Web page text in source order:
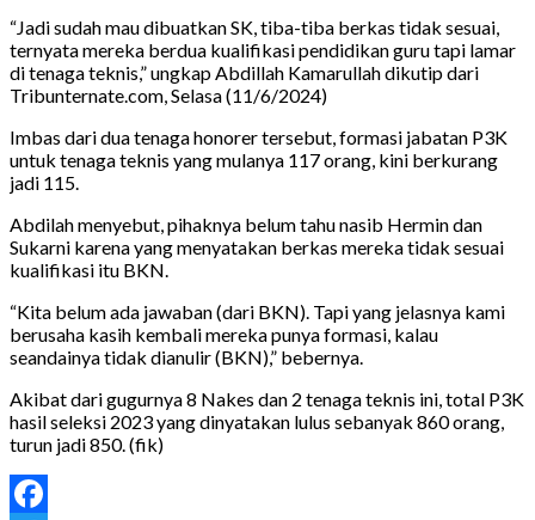
“Jadi sudah mau dibuatkan SK, tiba-tiba berkas tidak sesuai,
ternyata mereka berdua kualifikasi pendidikan guru tapi lamar
di tenaga teknis,” ungkap Abdillah Kamarullah dikutip dari
Tribunternate.com, Selasa (11/6/2024)
Imbas dari dua tenaga honorer tersebut, formasi jabatan P3K
untuk tenaga teknis yang mulanya 117 orang, kini berkurang
jadi 115.
Abdilah menyebut, pihaknya belum tahu nasib Hermin dan
Sukarni karena yang menyatakan berkas mereka tidak sesuai
kualifikasi itu BKN.
“Kita belum ada jawaban (dari BKN). Tapi yang jelasnya kami
berusaha kasih kembali mereka punya formasi, kalau
seandainya tidak dianulir (BKN),” bebernya.
Akibat dari gugurnya 8 Nakes dan 2 tenaga teknis ini, total P3K
hasil seleksi 2023 yang dinyatakan lulus sebanyak 860 orang,
turun jadi 850. (fik)